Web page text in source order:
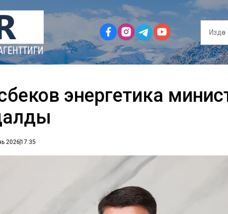
энергетика
202617:35